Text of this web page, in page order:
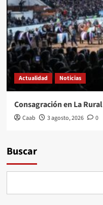
Actualidad Noticias
Consagración en La Rural
Caab 3 agosto, 2026 0
Buscar